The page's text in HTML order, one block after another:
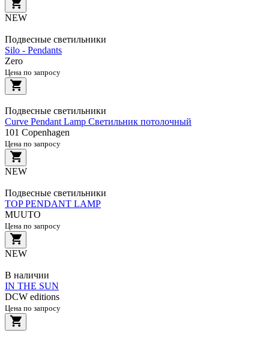
NEW
Подвесные светильники
Silo - Pendants
Zero
Цена по запросу
Подвесные светильники
Curve Pendant Lamp Светильник потолочный
101 Copenhagen
Цена по запросу
NEW
Подвесные светильники
TOP PENDANT LAMP
MUUTO
Цена по запросу
NEW
В наличии
IN THE SUN
DCW editions
Цена по запросу